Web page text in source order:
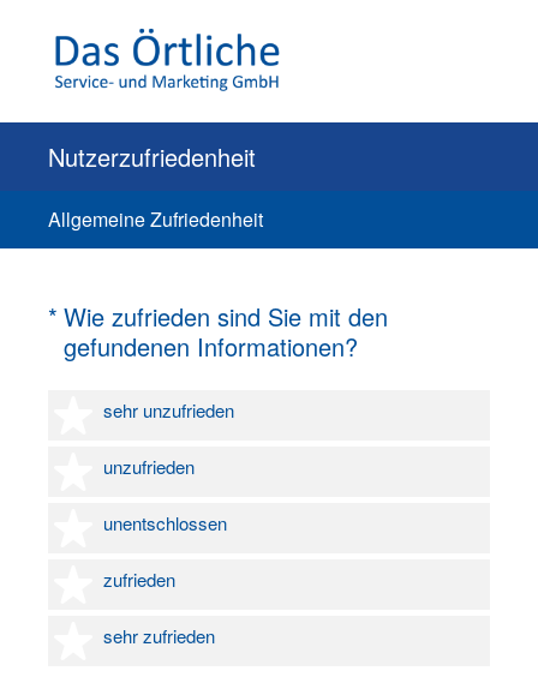
Nutzerzufriedenheit
Allgemeine Zufriedenheit
* Wie zufrieden sind Sie mit den
gefundenen Informationen?
(Erforderlich.)
sehr unzufrieden
1 Stern
unzufrieden
2 Sterne
unentschlossen
3 Sterne
zufrieden
4 Sterne
sehr zufrieden
5 Sterne